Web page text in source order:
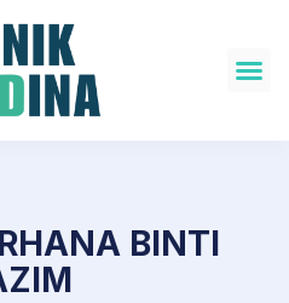
BINTI